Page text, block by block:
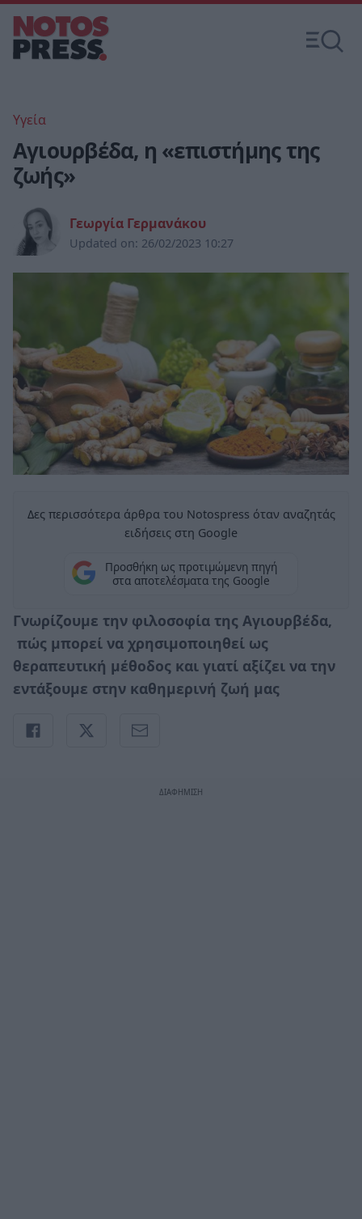
Υγεία
Αγιουρβέδα, η «επιστήμης της
ζωής»
Γεωργία Γερμανάκου
Updated on: 26/02/2023 10:27
Δες περισσότερα άρθρα του Notospress όταν αναζητάς
ειδήσεις στη Google
Προσθήκη ως προτιμώμενη πηγή
στα αποτελέσματα της Google
Γνωρίζουμε την φιλοσοφία της Αγιουρβέδα,
πώς μπορεί να χρησιμοποιηθεί ως
θεραπευτική μέθοδος και γιατί αξίζει να την
εντάξουμε στην καθημερινή ζωή μας